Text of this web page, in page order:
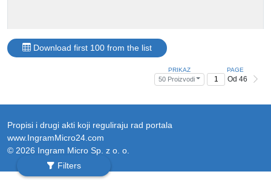
Filters
Download first 100 from the list
PRIKAZ
50 Proizvodi
PAGE
Od 46
Propisi i drugi akti koji reguliraju rad portala
www.IngramMicro24.com
© 2026 Ingram Micro Sp. z o. o.